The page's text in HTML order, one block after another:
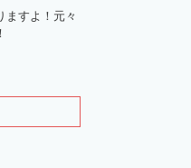
ますよ！元々